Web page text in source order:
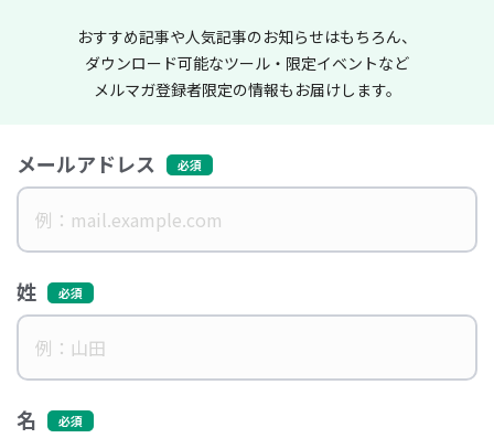
おすすめ記事や人気記事のお知らせはもちろん、
ダウンロード可能なツール・限定イベントなど
メルマガ登録者限定の情報もお届けします。
メールアドレス
姓
名